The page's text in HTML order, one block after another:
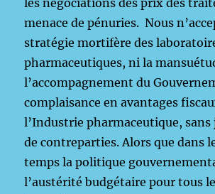
les négociations des prix des
menace de pénuries. Nous
stratégie mortifère des
pharmaceutiques, ni la
l’accompagnement du
complaisance en avantages
l’Industrie pharmaceutique, sans
de contreparties. Alors que dans
temps la politique
l’austérité budgétaire pour tous